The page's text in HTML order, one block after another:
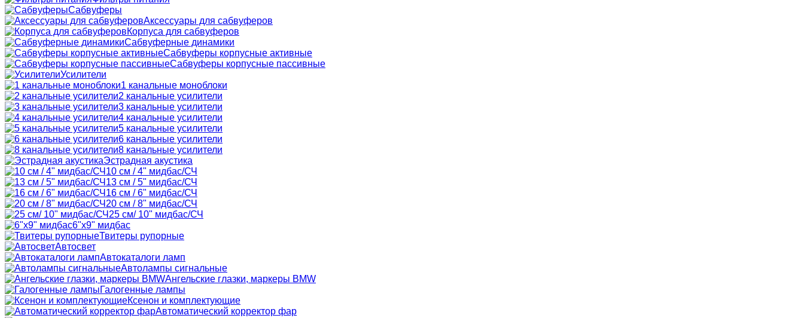
Сабвуферы
Аксессуары для сабвуферов
Корпуса для сабвуферов
Сабвуферные динамики
Сабвуферы корпусные активные
Сабвуферы корпусные пассивные
Усилители
1 канальные моноблоки
2 канальные усилители
3 канальные усилители
4 канальные усилители
5 канальные усилители
6 канальные усилители
8 канальные усилители
Эстрадная акустика
10 см / 4" мидбас/СЧ
13 см / 5" мидбас/СЧ
16 см / 6" мидбас/СЧ
20 см / 8" мидбас/СЧ
25 см/ 10" мидбас/СЧ
6"x9" мидбас
Твитеры рупорные
Автосвет
Автокаталоги ламп
Автолампы сигнальные
Ангельские глазки, маркеры BMW
Галогенные лампы
Ксенон и комплектующие
Автоматический корректор фар